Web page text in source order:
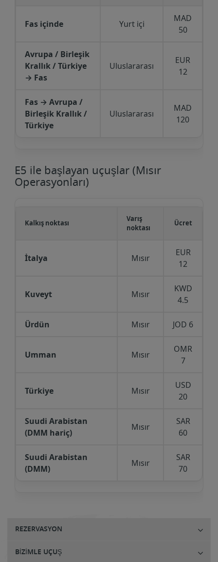
Fas içinde Yurt içi
MAD
50
Avrupa / Birleşik
Krallık / Türkiye
→ Fas
Uluslararası
EUR
12
Fas → Avrupa /
Birleşik Krallık /
Türkiye
Uluslararası
MAD
120
E5 ile başlayan uçuşlar (Mısır
Operasyonları)
Kalkış noktası
Varış
noktası
Ücret
İtalya Mısır
EUR
12
Kuveyt Mısır
KWD
4.5
Ürdün Mısır JOD 6
Umman Mısır
OMR
7
Türkiye Mısır
USD
20
Suudi Arabistan
(DMM hariç)
Mısır
SAR
60
Suudi Arabistan
(DMM)
Mısır
SAR
70
REZERVASYON
BIZIMLE UÇUŞ